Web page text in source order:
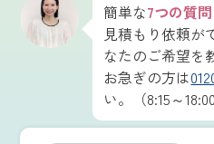
簡単な7つの質問
見積もり依頼が
なたのご希望を
お急ぎの方は
い。（8:15～18:00